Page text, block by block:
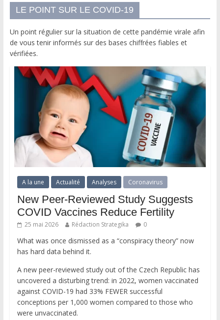
LE POINT SUR LE COVID-19
Un point régulier sur la situation de cette pandémie virale afin
de vous tenir informés sur des bases chiffrées fiables et
vérifiées.
A la une Actualité Analyses Coronavirus
New Peer-Reviewed Study Suggests
COVID Vaccines Reduce Fertility
25 mai 2026 Rédaction Strategika 0
What was once dismissed as a “conspiracy theory” now
has hard data behind it.
A new peer-reviewed study out of the Czech Republic has
uncovered a disturbing trend: in 2022, women vaccinated
against COVID-19 had 33% FEWER successful
conceptions per 1,000 women compared to those who
were unvaccinated.